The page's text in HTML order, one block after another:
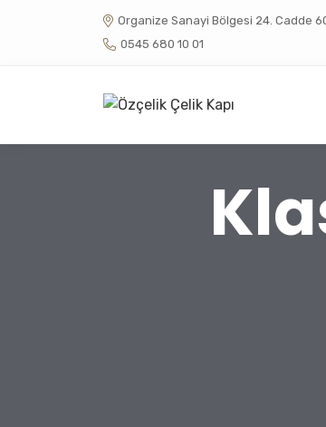
Organize Sanayi Bölgesi 24. Cadde
0545 680 10 01